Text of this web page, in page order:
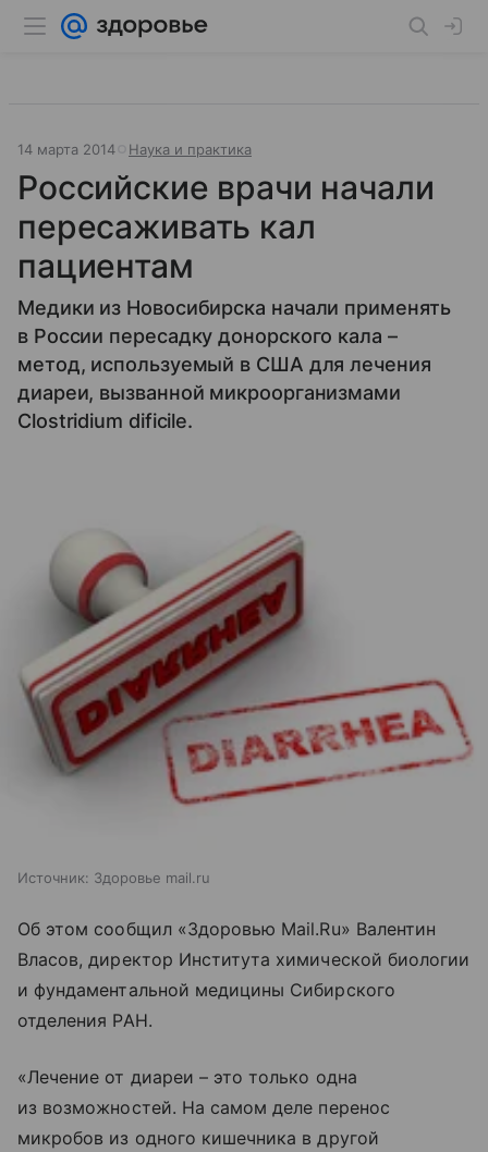
14 марта 2014 Наука и практика
Российские врачи начали
пересаживать кал
пациентам
Медики из Новосибирска начали применять
в России пересадку донорского кала –
метод, используемый в США для лечения
диареи, вызванной микроорганизмами
Clostridium dificile.
Источник: Здоровье mail.ru
Об этом сообщил «Здоровью Mail.Ru» Валентин
Власов, директор Института химической биологии
и фундаментальной медицины Сибирского
отделения РАН.
«Лечение от диареи – это только одна
из возможностей. На самом деле перенос
микробов из одного кишечника в другой